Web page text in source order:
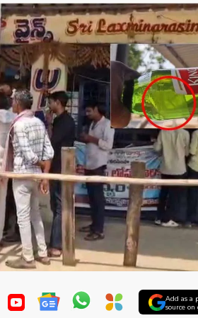
Add as a
source